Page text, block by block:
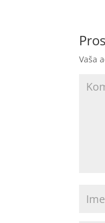
Vaša